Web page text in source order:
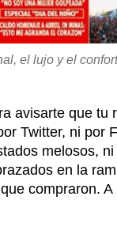
el lujo y el
avisarte que tu
Twitter, ni por
melosos,
en la
compraron.